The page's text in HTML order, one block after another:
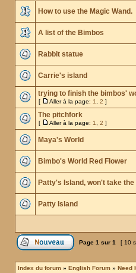
How to use the Magic Wand.
A list of the Bimbos
Rabbit statue
Carrie's island
trying to finish the bimbos'
[ Aller à la page: 1 2 ]
The pitchfork
[ Aller à la page: 1 2 ]
Maya's World
Bimbo's World Red Flower
Patty's Island, won't take the
Patty Island
Page 1 sur 1 [ 10
Index du forum » English Forum » Need